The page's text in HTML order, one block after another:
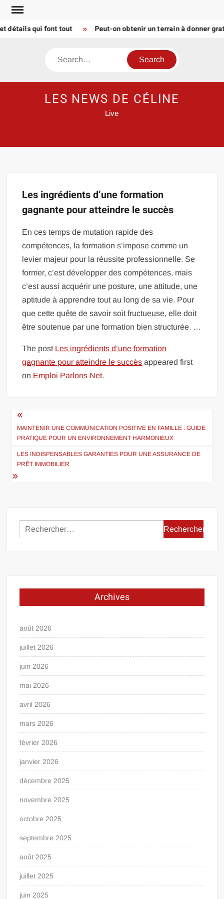
Skip
content
détails qui font tout Peut-on obtenir un terrain à donner
Search
LES NEWS DE CÉLINE
Live
Les ingrédients d’une formation
gagnante pour atteindre le succès
En ces temps de mutation rapide des
compétences, la formation s’impose comme un
levier majeur pour la réussite professionnelle. Se
former, c’est développer des compétences, mais
c’est aussi acquérir une posture, une attitude, une
aptitude à apprendre tout au long de sa vie. Pour
que cette quête de savoir soit fructueuse, elle doit
être soutenue par une formation bien structurée. …
The post Les ingrédients d’une formation
gagnante pour atteindre le succès appeared first
on Emploi Parlons Net.
Navigation
de
l’article
MAINTENIR UNE COMMUNICATION POSITIVE EN FAMILLE : GUIDE
PRATIQUE POUR UN ENVIRONNEMENT HARMONIEUX
LES INDISPENSABLES GARANTIES POUR UNE ASSURANCE DE
PRÊT IMMOBILIER
Rechercher :
Archives
août 2026
juillet 2026
juin 2026
mai 2026
avril 2026
mars 2026
février 2026
janvier 2026
décembre 2025
novembre 2025
octobre 2025
septembre 2025
août 2025
juillet 2025
juin 2025